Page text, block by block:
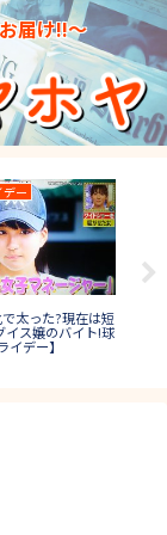
届け!!～
ー
太った?現在は短
イス嬢のバイト!球
イデー】